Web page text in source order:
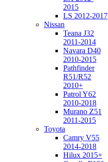
2015
LS 2012-2017
Nissan
Teana J32
2011-2014
Navara D40
2010-2015
Pathfinder
R51/R52
2010+
Patrol Y62
2010-2018
Murano Z51
2011-2015
Toyota
Camry V55
2014-2018
Hilux 2015+